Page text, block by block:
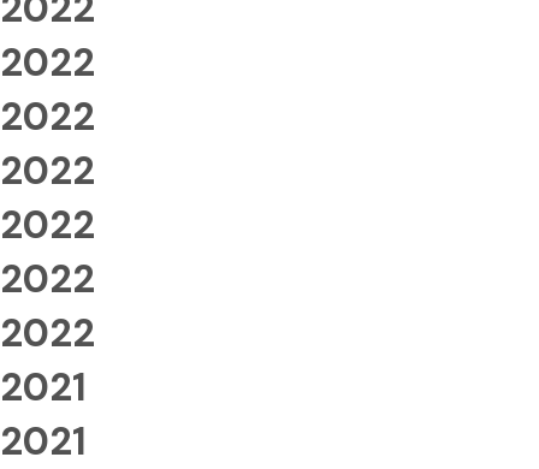
2022
2022
2022
2022
2022
2022
2021
2021